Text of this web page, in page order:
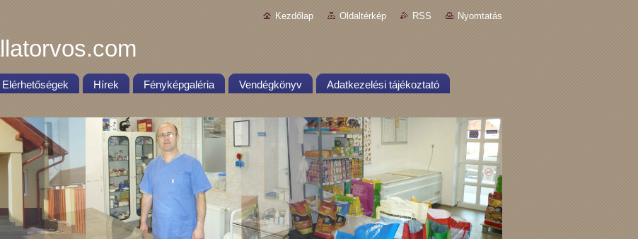
Kezdőlap Oldaltérkép RSS Nyomtatás
Elérhetőségek Hírek Fényképgaléria Vendégkönyv Adatkezelési tájékoztató